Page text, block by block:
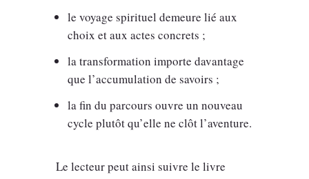
le voyage spirituel demeure lié aux
choix et aux actes concrets ;
la transformation importe davantage
que l’accumulation de savoirs ;
la fin du parcours ouvre un nouveau
cycle plutôt qu’elle ne clôt l’aventure.
Le lecteur peut ainsi suivre le livre